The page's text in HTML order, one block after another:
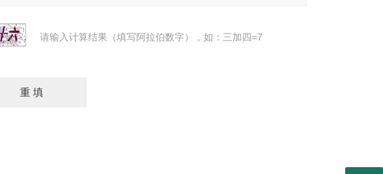
请输入计算结果（填写阿拉伯数字），如：三加四=7